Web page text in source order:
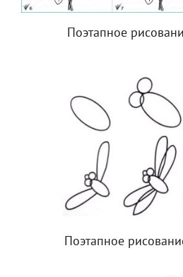
Поэтапное
Поэтапное